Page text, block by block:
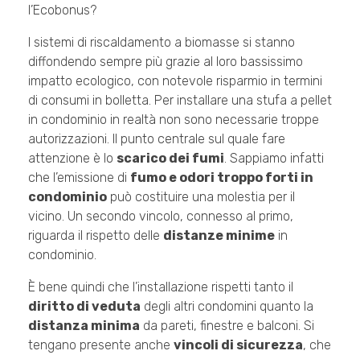
l’Ecobonus?
I sistemi di riscaldamento a biomasse si stanno
diffondendo sempre più grazie al loro bassissimo
impatto ecologico, con notevole risparmio in termini
di consumi in bolletta. Per installare una stufa a pellet
in condominio in realtà non sono necessarie troppe
autorizzazioni. Il punto centrale sul quale fare
attenzione è lo scarico dei fumi . Sappiamo infatti
che l’emissione di fumo e odori troppo forti in
condominio può costituire una molestia per il
vicino. Un secondo vincolo, connesso al primo,
riguarda il rispetto delle distanze minime in
condominio.
È bene quindi che l’installazione rispetti tanto il
diritto di veduta degli altri condomini quanto la
distanza minima da pareti, finestre e balconi. Si
tengano presente anche vincoli di sicurezza, che